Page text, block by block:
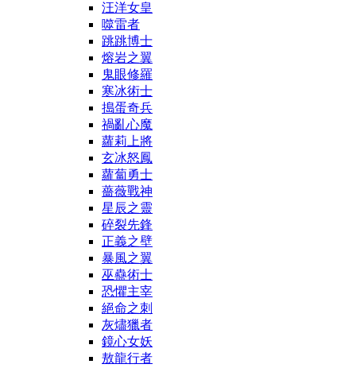
汪洋女皇
噬雷者
跳跳博士
熔岩之翼
鬼眼修羅
寒冰術士
搗蛋奇兵
禍亂心魔
蘿莉上將
玄冰怒鳳
蘿蔔勇士
薔薇戰神
星辰之靈
碎裂先鋒
正義之壁
暴風之翼
巫蠱術士
恐懼主宰
絕命之刺
灰燼獵者
鏡心女妖
敖龍行者